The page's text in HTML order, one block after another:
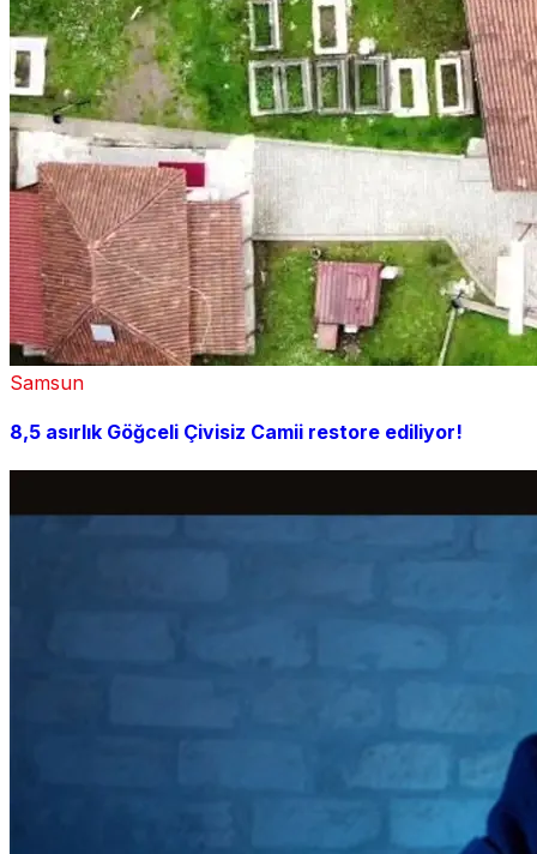
Samsun
8,5 asırlık Göğceli Çivisiz Camii restore ediliyor!